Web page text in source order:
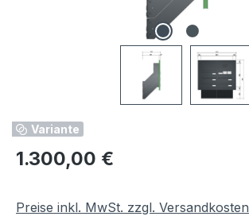
Variante
Regulärer Preis:
1.300,00 €
Preise inkl. MwSt. zzgl. Versandkosten